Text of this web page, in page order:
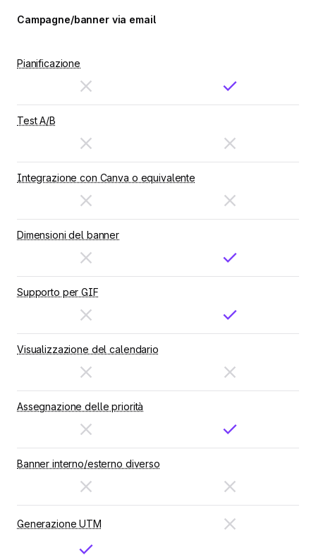
Campagne/banner via email
Pianificazione
Test A/B
Integrazione con Canva o equivalente
Dimensioni del banner
Supporto per GIF
Visualizzazione del calendario
Assegnazione delle priorità
Banner interno/esterno diverso
Generazione UTM